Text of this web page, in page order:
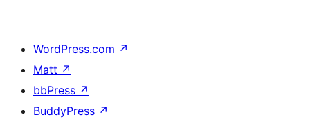
WordPress.com ↗
Matt ↗
bbPress ↗
BuddyPress ↗